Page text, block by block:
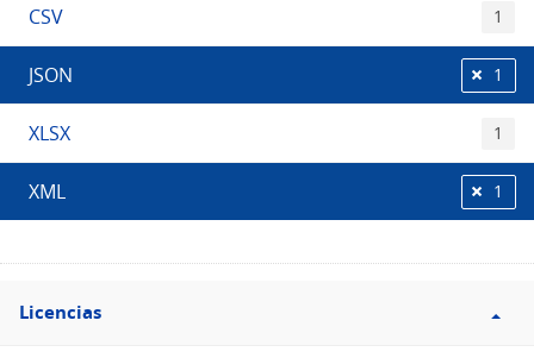
CSV 1
JSON 1
XLSX 1
XML 1
Filtro
Licencias
Licencias